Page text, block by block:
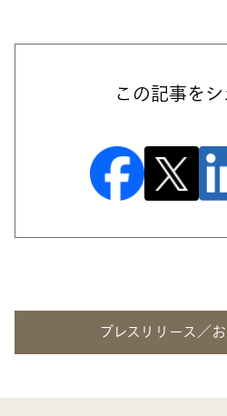
この記事を
プレスリリース／